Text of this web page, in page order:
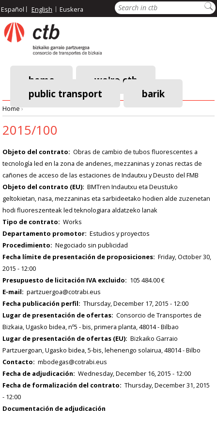
Skip
to
main
content
Search
Español English Euskera
Main
navigation
home
we're ctb
public transport
barik
Breadcrumb
Home›
2015/100
Objeto del contrato
Obras de cambio de tubos fluorescentes a
tecnología led en la zona de andenes, mezzaninas y zonas rectas de
cañones de acceso de las estaciones de Indautxu y Deusto del FMB
Objeto del contrato (EU) BMTren Indautxu eta Deustuko
geltokietan, nasa, mezzaninas eta sarbideetako hodien alde zuzenetan
hodi fluoreszenteak led teknologiara aldatzeko lanak
Tipo de contrato
Works
Departamento promotor Estudios y proyectos
Procedimiento
Negociado sin publicidad
Fecha límite de presentación de proposiciones Friday, October 30,
2015 - 12:00
Presupuesto de licitación IVA excluido
105 484.00 €
E-mail
partzuergoa@cotrabi.eus
Fecha publicación perfil
Thursday, December 17, 2015 - 12:00
Lugar de presentación de ofertas Consorcio de Transportes de
Bizkaia, Ugasko bidea, nº5 - bis, primera planta, 48014 - Bilbao
Lugar de presentación de ofertas (EU) Bizkaiko Garraio
Partzuergoan, Ugasko bidea, 5-bis, lehenengo solairua, 48014 - Bilbo
Contacto
mbodegas@cotrabi.eus
Fecha de adjudicación
Wednesday, December 16, 2015 - 12:00
Fecha de formalización del contrato
Thursday, December 31, 2015
- 12:00
Documentación de adjudicación